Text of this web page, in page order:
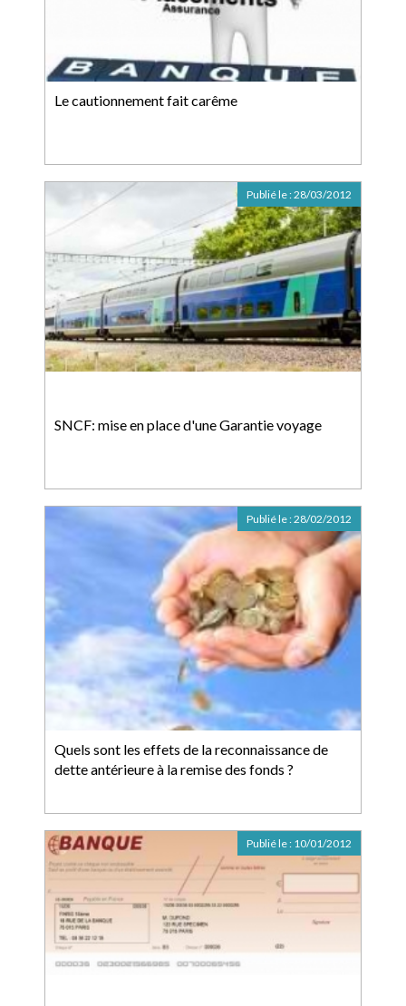
Le cautionnement fait carême
SNCF: mise en place d'une Garantie voyage
Publié le :28/03/2012
Quels sont les effets de la reconnaissance de
dette antérieure à la remise des fonds ?
Publié le :28/02/2012
Publié le : 10/01/2012